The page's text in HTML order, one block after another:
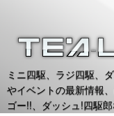
ミニ四駆、ラジ四駆、
やイベントの最新情報
ゴー!!、ダッシュ!四駆